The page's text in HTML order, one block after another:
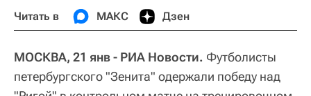
Читать в МАКС Дзен
МОСКВА, 21 янв - РИА Новости. Футболисты
петербургского "Зенита" одержали победу над